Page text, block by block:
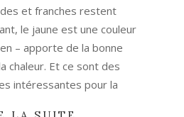
et franches restent
le jaune est une couleur
– apporte de la bonne
chaleur. Et ce sont des
intéressantes pour la